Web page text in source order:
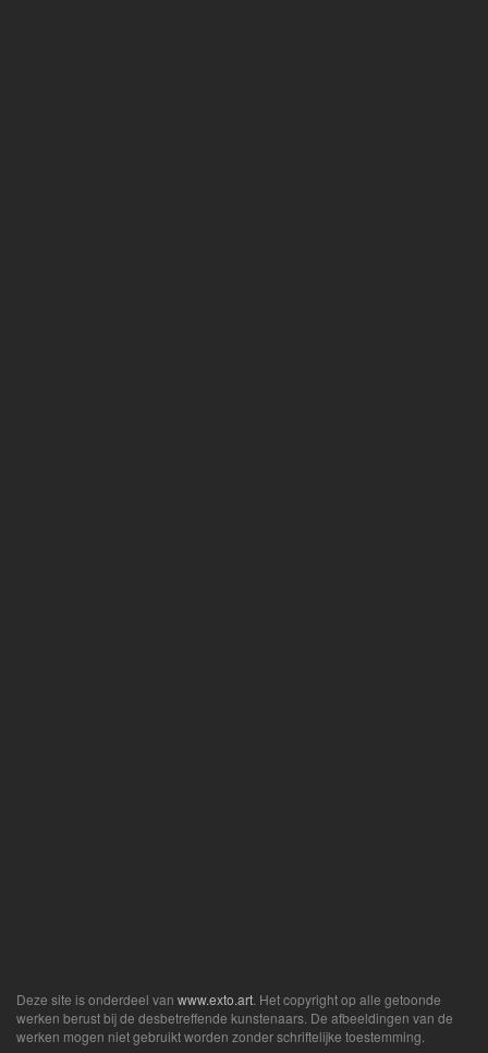
Deze site is onderdeel van www.exto.art . Het copyright op alle getoonde
werken berust bij de desbetreffende kunstenaars. De afbeeldingen van de
werken mogen niet gebruikt worden zonder schriftelijke toestemming.